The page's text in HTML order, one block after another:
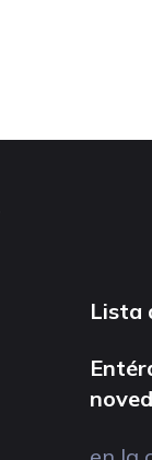
Lista